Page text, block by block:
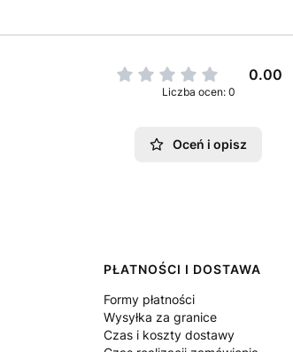
0.00
Liczba ocen: 0
Oceń i opisz
PŁATNOŚCI I DOSTAWA
Formy płatności
Wysyłka za granice
Czas i koszty dostawy